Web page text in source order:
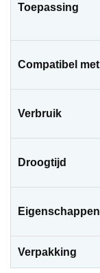
Toepassing
Compatibel met
Verbruik
Droogtijd
Eigenschappen
Verpakking